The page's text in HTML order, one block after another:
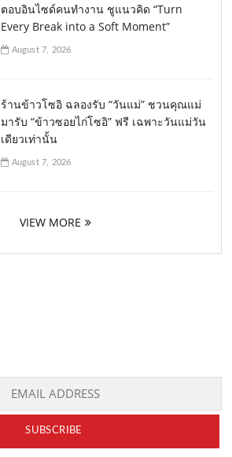
ตอบอินไซด์คนทำงาน ชูแนวคิด “Turn
Every Break into a Soft Moment”
August 7, 2026
ร้านข้าวโซอิ ฉลองรับ “วันแม่” ชวนคุณแม่
มารับ “ข้าวซอยไก่โซอิ” ฟรี เฉพาะวันแม่วัน
เดียวเท่านั้น
August 7, 2026
VIEW MORE